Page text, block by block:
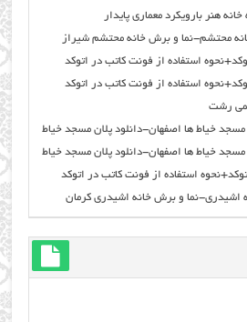
خانه هنر بارویکرد معماری پایدار
خانه محتشم-نما و برش خانه محتشم شیراز
استفاده از فونت کاتب در اتوکد
استفاده از فونت کاتب در اتوکد
رشت
مسجد خیاط ها اصفهان-دانلود پلان مسجد خیاط
مسجد خیاط ها اصفهان-دانلود پلان مسجد خیاط
استفاده از فونت کاتب در اتوکد
اشیدری-نما و برش خانه اشیدری کرمان